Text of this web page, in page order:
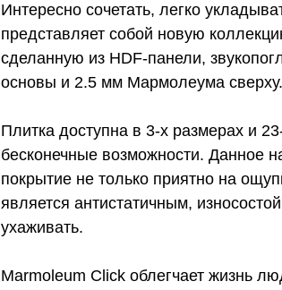
Интересно сочетать, легко
представляет собой новую
сделанную из HDF-панели,
основы и 2.5 мм Мармолеума сверху.
Плитка доступна в 3-х размерах и
бесконечные возможности. Данное
покрытие не только приятно на
является антистатичным,
ухаживать.
Marmoleum Click облегчает жизнь